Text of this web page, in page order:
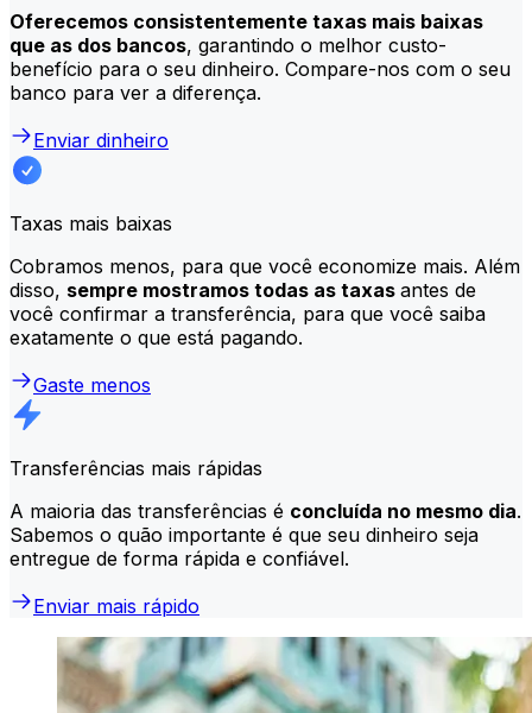
Oferecemos consistentemente taxas mais baixas
que as dos bancos, garantindo o melhor custo-
benefício para o seu dinheiro. Compare-nos com o seu
banco para ver a diferença.
Enviar dinheiro
Taxas mais baixas
Cobramos menos, para que você economize mais. Além
disso, sempre mostramos todas as taxas antes de
você confirmar a transferência, para que você saiba
exatamente o que está pagando.
Gaste menos
Transferências mais rápidas
A maioria das transferências é concluída no mesmo dia.
Sabemos o quão importante é que seu dinheiro seja
entregue de forma rápida e confiável.
Enviar mais rápido